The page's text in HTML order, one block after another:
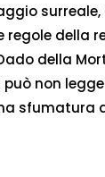
surreale,
regole della
della
non
sfumatura